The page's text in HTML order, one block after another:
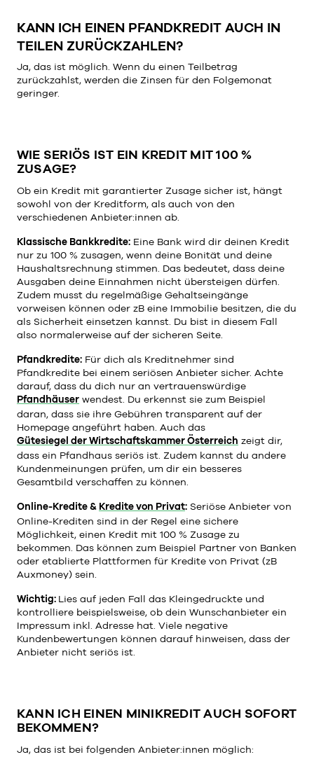
KANN ICH EINEN PFANDKREDIT AUCH IN
TEILEN ZURÜCKZAHLEN?
Ja, das ist möglich. Wenn du einen Teilbetrag
zurückzahlst, werden die Zinsen für den Folgemonat
geringer.
WIE SERIÖS IST EIN KREDIT MIT 100 %
ZUSAGE?
Ob ein Kredit mit garantierter Zusage sicher ist, hängt
sowohl von der Kreditform, als auch von den
verschiedenen Anbieter:innen ab.
Klassische Bankkredite: Eine Bank wird dir deinen Kredit
nur zu 100 % zusagen, wenn deine Bonität und deine
Haushaltsrechnung stimmen. Das bedeutet, dass deine
Ausgaben deine Einnahmen nicht übersteigen dürfen.
Zudem musst du regelmäßige Gehaltseingänge
vorweisen können oder zB eine Immobilie besitzen, die du
als Sicherheit einsetzen kannst. Du bist in diesem Fall
also normalerweise auf der sicheren Seite.
Pfandkredite: Für dich als Kreditnehmer sind
Pfandkredite bei einem seriösen Anbieter sicher. Achte
darauf, dass du dich nur an vertrauenswürdige
Pfandhäuser wendest. Du erkennst sie zum Beispiel
daran, dass sie ihre Gebühren transparent auf der
Homepage angeführt haben. Auch das
Gütesiegel der Wirtschaftskammer Österreich zeigt dir,
dass ein Pfandhaus seriös ist. Zudem kannst du andere
Kundenmeinungen prüfen, um dir ein besseres
Gesamtbild verschaffen zu können.
Online-Kredite & Kredite von Privat: Seriöse Anbieter von
Online-Krediten sind in der Regel eine sichere
Möglichkeit, einen Kredit mit 100 % Zusage zu
bekommen. Das können zum Beispiel Partner von Banken
oder etablierte Plattformen für Kredite von Privat (zB
Auxmoney) sein.
Wichtig: Lies auf jeden Fall das Kleingedruckte und
kontrolliere beispielsweise, ob dein Wunschanbieter ein
Impressum inkl. Adresse hat. Viele negative
Kundenbewertungen können darauf hinweisen, dass der
Anbieter nicht seriös ist.
KANN ICH EINEN MINIKREDIT AUCH SOFORT
BEKOMMEN?
Ja, das ist bei folgenden Anbieter:innen möglich: